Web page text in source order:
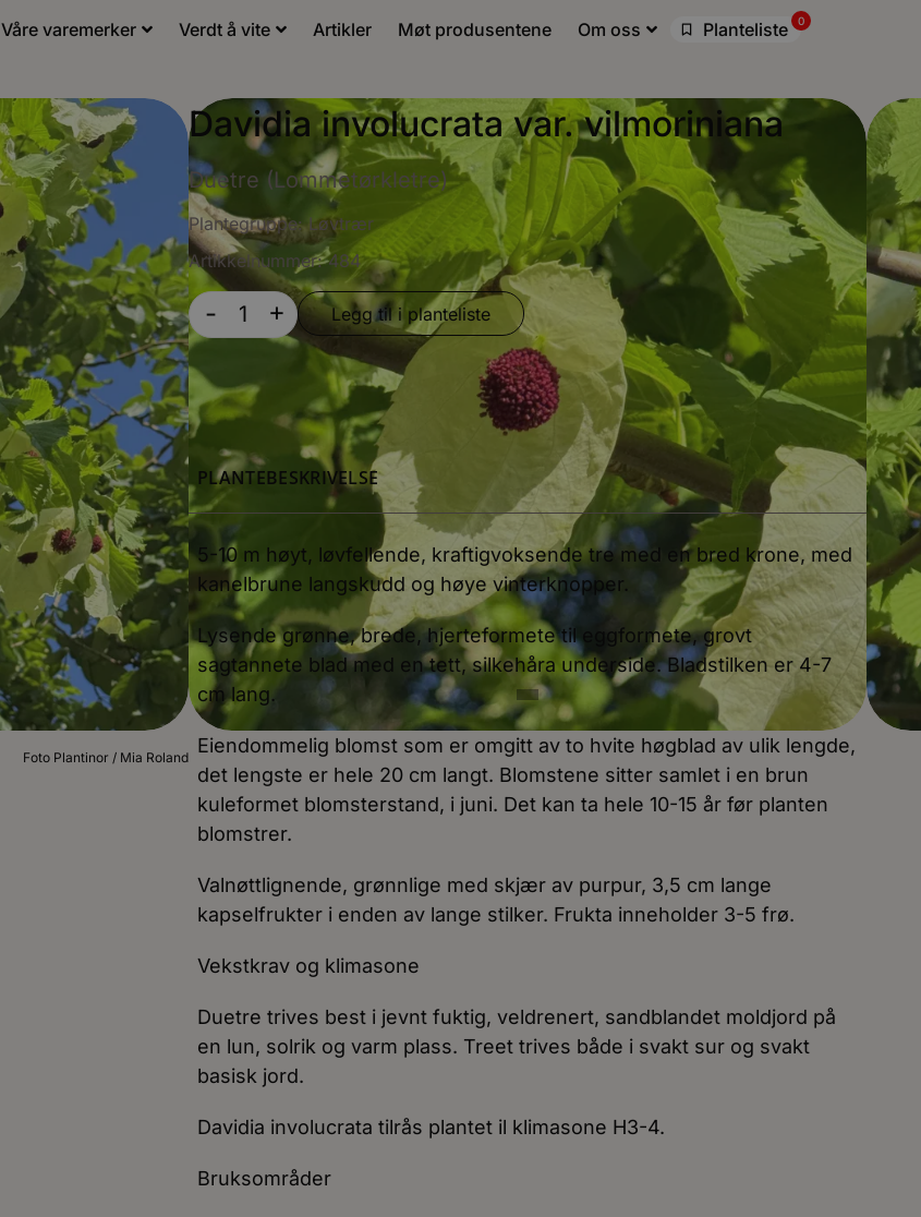
Våre varemerker Verdt å vite Artikler Møt produsentene Om oss Planteliste 0
Foto Plantinor / Mia Roland
Davidia involucrata var. vilmoriniana
Duetre (Lommetørkletre)
Plantegruppe:Løvtrær
Artikkelnummer: 484
- + Legg til i planteliste
PLANTEBESKRIVELSE
5-10 m høyt, løvfellende, kraftigvoksende tre med en bred krone, med
kanelbrune langskudd og høye vinterknopper.
Lysende grønne, brede, hjerteformete til eggformete, grovt
sagtannete blad med en tett, silkehåra underside. Bladstilken er 4-7
cm lang.
Eiendommelig blomst som er omgitt av to hvite høgblad av ulik lengde,
det lengste er hele 20 cm langt. Blomstene sitter samlet i en brun
kuleformet blomsterstand, i juni. Det kan ta hele 10-15 år før planten
blomstrer.
Valnøttlignende, grønnlige med skjær av purpur, 3,5 cm lange
kapselfrukter i enden av lange stilker. Frukta inneholder 3-5 frø.
Vekstkrav og klimasone
Duetre trives best i jevnt fuktig, veldrenert, sandblandet moldjord på
en lun, solrik og varm plass. Treet trives både i svakt sur og svakt
basisk jord.
Davidia involucrata tilrås plantet il klimasone H3-4.
Bruksområder